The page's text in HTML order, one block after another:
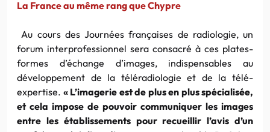
La France au même rang que Chypre
Au cours des Journées françaises de radiologie, un
forum interprofessionnel sera consacré à ces plates-
formes d’échange d’images, indispensables au
développement de la téléradiologie et de la télé-
expertise. « L’imagerie est de plus en plus spécialisée,
et cela impose de pouvoir communiquer les images
entre les établissements pour recueillir l’avis d’un